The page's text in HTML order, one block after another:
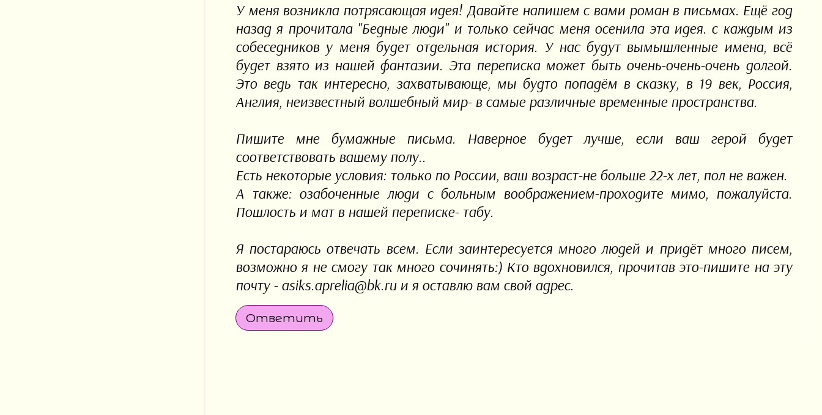
У меня возникла потрясающая идея! Давайте напишем с вами роман в письмах. Ещё год
назад я прочитала "Бедные люди" и только сейчас меня осенила эта идея. с каждым из
собеседников у меня будет отдельная история. У нас будут вымышленные имена, всё
будет взято из нашей фантазии. Эта переписка может быть очень-очень-очень долгой.
Это ведь так интересно, захватывающе, мы будто попадём в сказку, в 19 век, Россия,
Англия, неизвестный волшебный мир- в самые различные временные пространства.
Пишите мне бумажные письма. Наверное будет лучше, если ваш герой будет
соответствовать вашему полу..
Есть некоторые условия: только по России, ваш возраст-не больше 22-х лет, пол не важен.
А также: озабоченные люди с больным воображением-проходите мимо, пожалуйста.
Пошлость и мат в нашей переписке- табу.
Я постараюсь отвечать всем. Если заинтересуется много людей и придёт много писем,
возможно я не смогу так много сочинять:) Кто вдохновился, прочитав это-пишите на эту
почту - asiks.aprelia@bk.ru и я оставлю вам свой адрес.